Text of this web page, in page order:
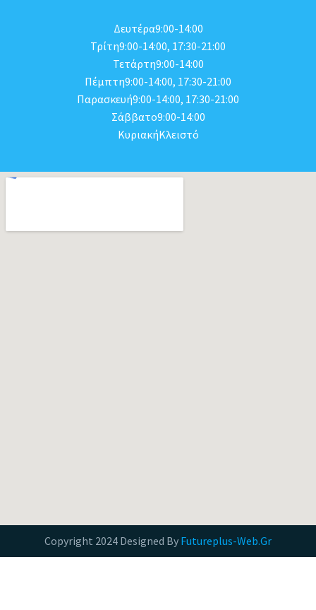
Δευτέρα9:00-14:00
Τρίτη9:00-14:00, 17:30-21:00
Τετάρτη9:00-14:00
Πέμπτη9:00-14:00, 17:30-21:00
Παρασκευή9:00-14:00, 17:30-21:00
Σάββατο9:00-14:00
ΚυριακήΚλειστό
Copyright 2024 Designed By Futureplus-Web.Gr